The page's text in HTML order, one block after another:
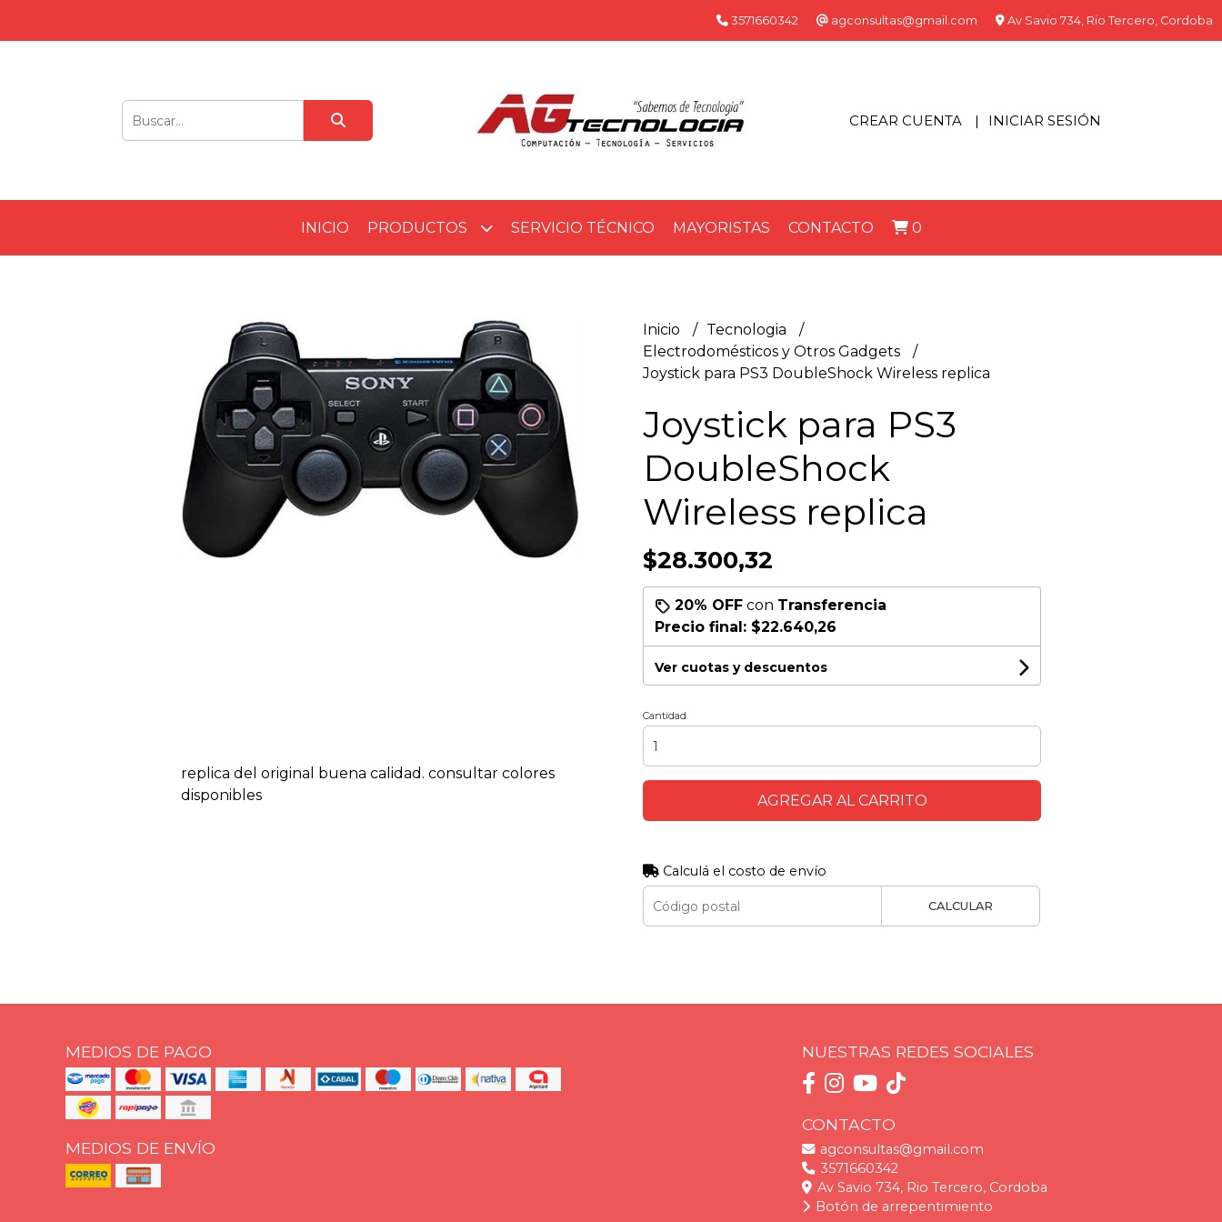
3571660342 agconsultas@gmail.com Av Savio 734, Rio Tercero, Cordoba
CREAR CUENTA INICIAR SESIÓN
INICIO PRODUCTOS SERVICIO TÉCNICO MAYORISTAS CONTACTO 0
replica del original buena calidad. consultar colores
disponibles
Inicio
Tecnologia
Electrodomésticos y Otros Gadgets
Joystick para PS3 DoubleShock Wireless replica
Joystick para PS3
DoubleShock
Wireless replica
$28.300,32
20% OFF con Transferencia
Precio final: $22.640,26
Ver cuotas y descuentos
Cantidad
AGREGAR AL CARRITO
Calculá el costo de envío
CALCULAR
MEDIOS DE PAGO
MEDIOS DE ENVÍO
NUESTRAS REDES SOCIALES
CONTACTO
agconsultas@gmail.com
3571660342
Av Savio 734, Rio Tercero, Cordoba
Botón de arrepentimiento